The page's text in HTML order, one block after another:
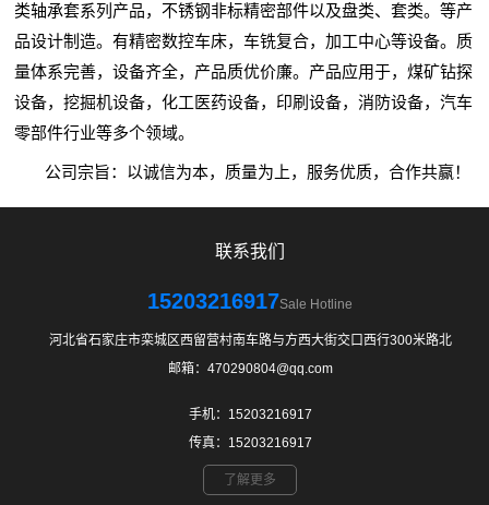
类轴承套系列产品，不锈钢非标精密部件以及盘类、套类。等产
品设计制造。有精密数控车床，车铣复合，加工中心等设备。质
量体系完善，设备齐全，产品质优价廉。产品应用于，煤矿钻探
设备，挖掘机设备，化工医药设备，印刷设备，消防设备，汽车
零部件行业等多个领域。
公司宗旨：以诚信为本，质量为上，服务优质，合作共赢！
联系我们
15203216917Sale Hotline
河北省石家庄市栾城区西留营村南车路与方西大街交口西行300米路北
邮箱：470290804@qq.com
手机：15203216917
传真：15203216917
了解更多